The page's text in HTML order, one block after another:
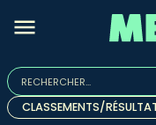
Rechercher :
Quand les résultats
CLASSEMENTS/